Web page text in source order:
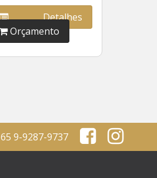
Detalhes
Orçamento
65 9-9287-9737